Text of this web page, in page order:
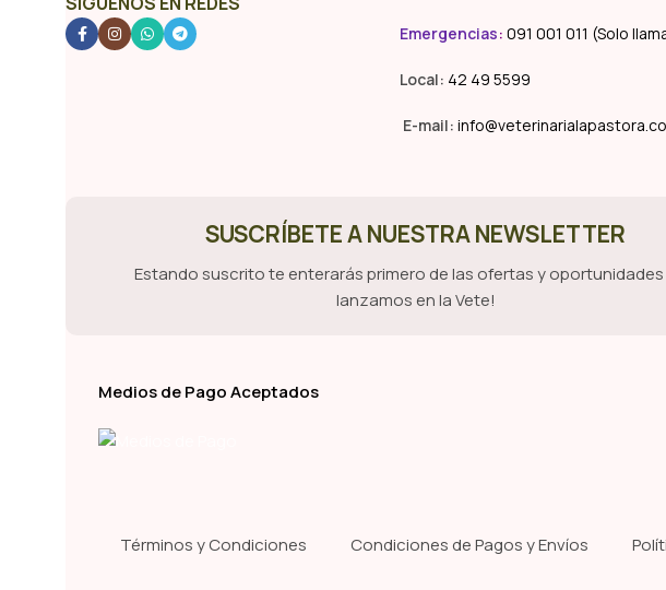
Emergencias: 091 001 011 (Solo
Local: 42 49 5599
E-mail:
SUSCRÍBETE A NUESTRA NEWSLETTER
Estando suscrito te enterarás primero de las ofertas y
lanzamos en la Vete!
Medios de Pago Aceptados
Términos y Condiciones Condiciones de Pagos y Envíos